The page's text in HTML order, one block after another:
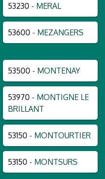
53230 - MERAL
53600 - MEZANGERS
53500 - MONTENAY
53970 - MONTIGNE LE
BRILLANT
53150 - MONTOURTIER
53150 - MONTSURS